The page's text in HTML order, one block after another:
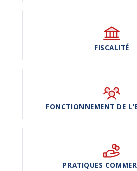
FISCALITÉ
FONCTIONNEMENT DE
PRATIQUES